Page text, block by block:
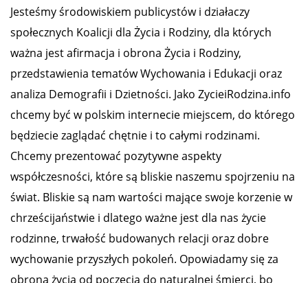
Jesteśmy środowiskiem publicystów i działaczy
społecznych Koalicji dla Życia i Rodziny, dla których
ważna jest afirmacja i obrona Życia i Rodziny,
przedstawienia tematów Wychowania i Edukacji oraz
analiza Demografii i Dzietności. Jako ZycieiRodzina.info
chcemy być w polskim internecie miejscem, do którego
będziecie zaglądać chętnie i to całymi rodzinami.
Chcemy prezentować pozytywne aspekty
współczesności, które są bliskie naszemu spojrzeniu na
świat. Bliskie są nam wartości mające swoje korzenie w
chrześcijaństwie i dlatego ważne jest dla nas życie
rodzinne, trwałość budowanych relacji oraz dobre
wychowanie przyszłych pokoleń. Opowiadamy się za
obroną życia od poczęcia do naturalnej śmierci, bo